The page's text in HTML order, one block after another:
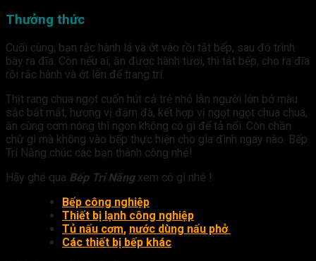
Thưởng thức
Cuối cùng, bạn rắc hành lá và ớt vào rồi tắt bếp, sau đó trình
bày ra đĩa. Còn nếu ai, ăn được hành tươi, thì tắt bếp, cho ra đĩa
rồi rắc hành và ớt lên để trang trí.
Thịt rang chua ngọt cuốn hút cả trẻ nhỏ lẫn người lớn bở màu
sắc bắt mắt, hương vị đậm đà, kết hợp vị ngọt ngọt chua chua,
ăn cùng cơm nóng thì ngon không có gì để tả nổi. Còn chần
chừ gì mà không vào bếp thực hiện cho gia đình ngay nào. Bếp
Trí Năng chúc các bạn thành công nhé!
Hãy ghé qua Bếp Trí Năngxem có gì nhé !
Bếp công nghiệp
Thiết bị lạnh công nghiệp
Tủ nấu cơm, nước dùng nấu phở
Các thiết bị bếp khác